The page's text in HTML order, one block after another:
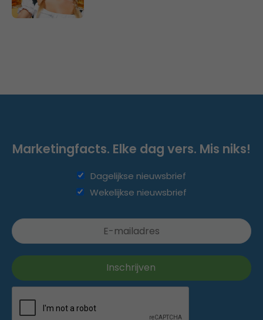
Marketingfacts. Elke dag vers. Mis niks!
Dagelijkse nieuwsbrief
Wekelijkse nieuwsbrief